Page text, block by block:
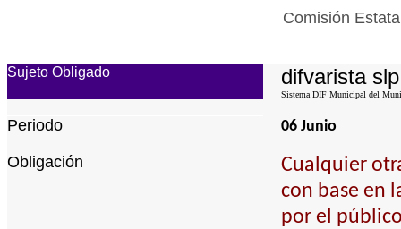
Comisión
Sujeto Obligado difvarista slp
Sistema DIF Municipal del
Periodo 06 Junio
Obligación
Cualquier
con base en
por el